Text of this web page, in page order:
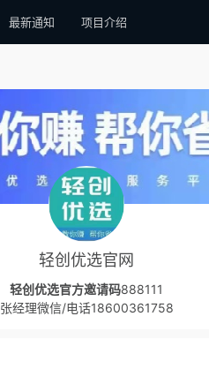
最新通知 项目介绍
轻创优选官网
轻创优选官方邀请码888111
张经理微信/电话18600361758